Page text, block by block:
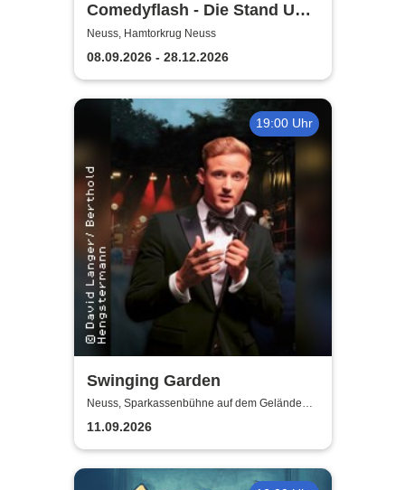
Comedyflash - Die Stand Up
Comedy Show in Neuss
Neuss, Hamtorkrug Neuss
08.09.2026 - 28.12.2026
19:00 Uhr
Swinging Garden
Neuss, Sparkassenbühne auf dem Gelände
der Landesgartenschau Neuss
11.09.2026